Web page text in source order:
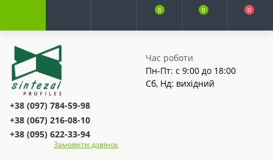
0 0 0
Час роботи
Пн-Пт: с 9:00 до 18:00
Сб, Нд: вихідний
+38 (097) 784-59-98
+38 (067) 216-08-10
+38 (095) 622-33-94
Замовити дзвінок